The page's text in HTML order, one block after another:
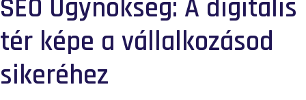
SEO Ügynökség: A digitális
tér képe a vállalkozásod
sikeréhez